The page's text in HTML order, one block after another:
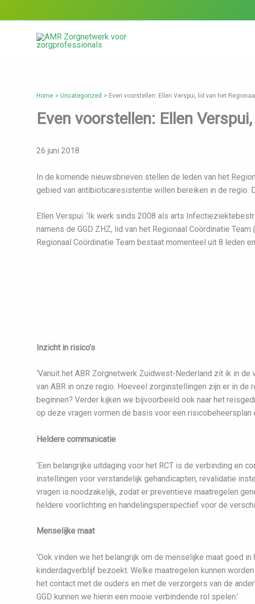
naar
Home Uncategorized Even voorstellen: Ellen Verspui, lid van het
Even voorstellen: Ellen
26 juni 2018
In de komende nieuwsbrieven stellen de leden van het
gebied van antibioticaresistentie willen bereiken in de regio.
Ellen Verspui: ‘Ik werk sinds 2008 als arts
namens de GGD ZHZ, lid van het Regionaal Coördinatie
Regionaal Coördinatie Team bestaat momenteel uit 8 leden
Inzicht in risico’s
‘Vanuit het ABR Zorgnetwerk Zuidwest-Nederland zit ik in
van ABR in onze regio. Hoeveel zorginstellingen zijn er in de
beginnen? Verder kijken we bijvoorbeeld ook naar het
op deze vragen vormen de basis voor een
Heldere communicatie
‘Een belangrijke uitdaging voor het RCT is de verbinding en
instellingen voor verstandelijk gehandicapten, revalidatie
vragen is noodzakelijk, zodat er preventieve maatregelen
heldere voorlichting en handelingsperspectief voor de
Menselijke maat
‘Ook vinden we het belangrijk om de menselijke maat goed
kinderdagverblijf bezoekt. Welke maatregelen kunnen
het contact met de ouders en met de verzorgers van de
GGD kunnen we hierin een mooie verbindende rol spelen.’